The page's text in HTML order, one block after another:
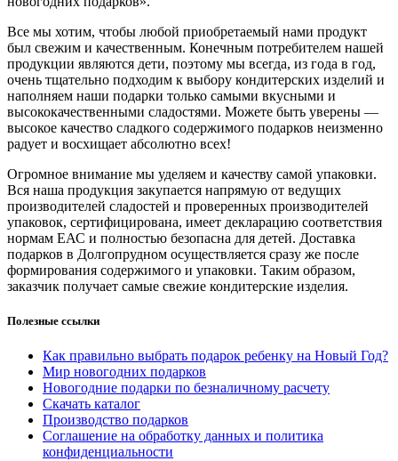
Все мы хотим, чтобы любой приобретаемый нами продукт
был свежим и качественным. Конечным потребителем нашей
продукции являются дети, поэтому мы всегда, из года в год,
очень тщательно подходим к выбору кондитерских изделий и
наполняем наши подарки только самыми вкусными и
высококачественными сладостями. Можете быть уверены —
высокое качество сладкого содержимого подарков неизменно
радует и восхищает абсолютно всех!
Огромное внимание мы уделяем и качеству самой упаковки.
Вся наша продукция закупается напрямую от ведущих
производителей сладостей и проверенных производителей
упаковок, сертифицирована, имеет декларацию соответствия
нормам ЕАС и полностью безопасна для детей. Доставка
подарков в Долгопрудном осуществляется сразу же после
формирования содержимого и упаковки. Таким образом,
заказчик получает самые свежие кондитерские изделия.
Полезные ссылки
Как правильно выбрать подарок ребенку на Новый Год?
Мир новогодних подарков
Новогодние подарки по безналичному расчету
Скачать каталог
Производство подарков
Соглашение на обработку данных и политика
конфиденциальности